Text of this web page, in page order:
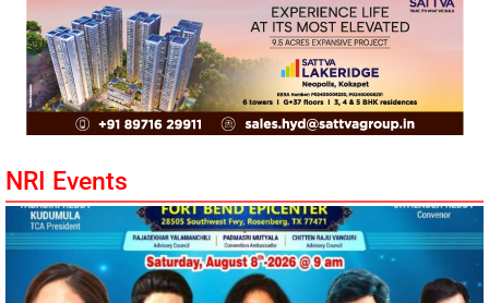
NRI Events